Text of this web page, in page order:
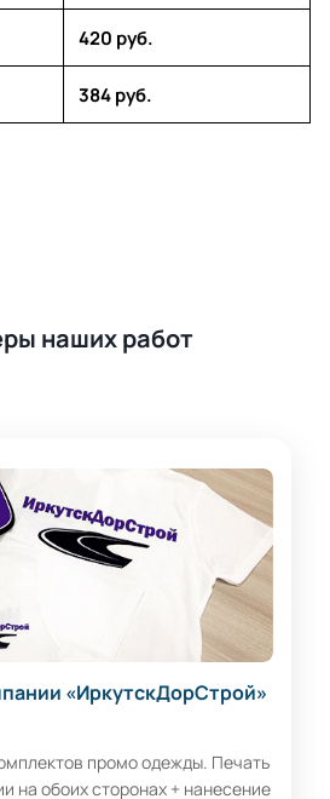
420 руб.
384 руб.
наших работ
«ИркутскДорСтрой»
промо одежды. Печать
на обоих сторонах + нанесение